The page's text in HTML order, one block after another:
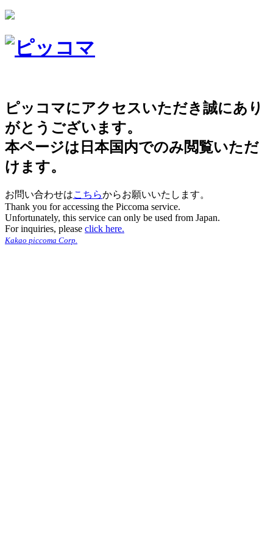
ピッコマにアクセスいただき誠にあり
がとうございます。
本ページは日本国内でのみ閲覧いただ
けます。
お問い合わせはこちらからお願いいたします。
Thank you for accessing the Piccoma service.
Unfortunately, this service can only be used from Japan.
For inquiries, please click here.
Kakao piccoma Corp.